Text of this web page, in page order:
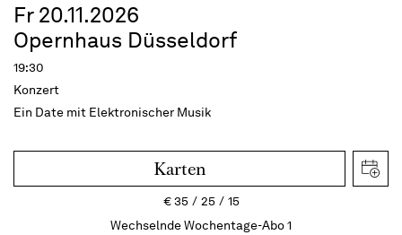
Fr 20.11.2026
Opernhaus Düsseldorf
19:30
Konzert
Ein Date mit Elektronischer Musik
Karten
€35 25
15
Wechselnde Wochentage-Abo 1